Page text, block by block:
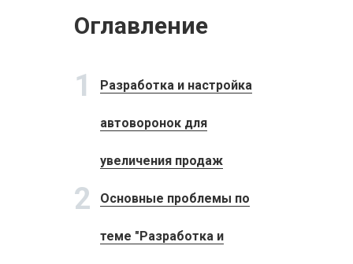
Оглавление
1 Разработка и настройка
автоворонок для
увеличения продаж
2 Основные проблемы по
теме "Разработка и